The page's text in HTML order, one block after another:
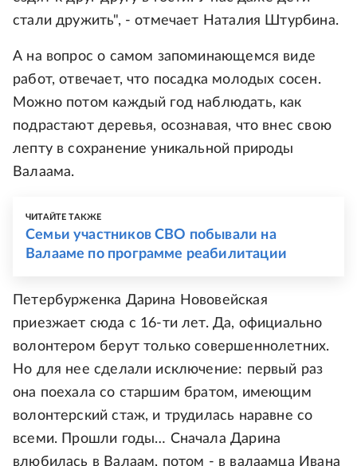
стали дружить", - отмечает Наталия Штурбина.
А на вопрос о самом запоминающемся виде
работ, отвечает, что посадка молодых сосен.
Можно потом каждый год наблюдать, как
подрастают деревья, осознавая, что внес свою
лепту в сохранение уникальной природы
Валаама.
ЧИТАЙТЕ ТАКЖЕ
Семьи участников СВО побывали на
Валааме по программе реабилитации
Петербурженка Дарина Нововейская
приезжает сюда с 16-ти лет. Да, официально
волонтером берут только совершеннолетних.
Но для нее сделали исключение: первый раз
она поехала со старшим братом, имеющим
волонтерский стаж, и трудилась наравне со
всеми. Прошли годы… Сначала Дарина
влюбилась в Валаам, потом - в валаамца Ивана